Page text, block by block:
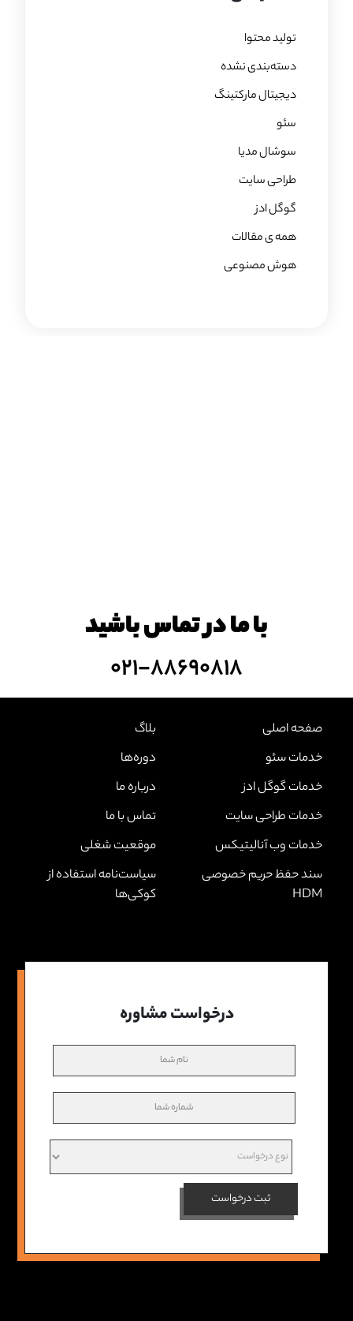
تولید محتوا
دسته‌بندی نشده
دیجیتال مارکتینگ
سئو
سوشال مدیا
طراحی سایت
گوگل ادز
همه ی مقالات
هوش مصنوعی
با ما در تماس باشید
۰۲۱-۸۸۶۹۰۸۱۸
صفحه‌ اصلی
بلاگ
خدمات سئو
دوره‌ها
خدمات گوگل ادز
درباره ما
خدمات طراحی سایت
تماس با ما
خدمات وب آنالیتیکس
موقعیت شغلی
سند حفظ حریم خصوصی
HDM
سیاست‌نامه استفاده از
کوکی‌ها
درخواست مشاوره
ثبت درخواست